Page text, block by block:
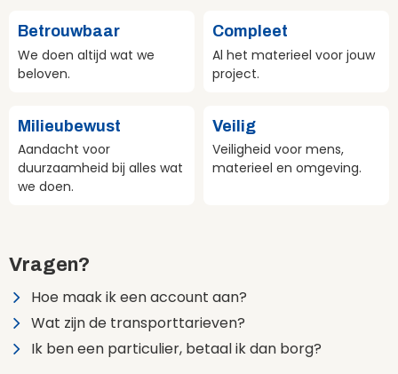
Betrouwbaar
We doen altijd wat we
beloven.
Compleet
Al het materieel voor jouw
project.
Milieubewust
Aandacht voor
duurzaamheid bij alles wat
we doen.
Veilig
Veiligheid voor mens,
materieel en omgeving.
Vragen?
Hoe maak ik een account aan?
Wat zijn de transporttarieven?
Ik ben een particulier, betaal ik dan borg?